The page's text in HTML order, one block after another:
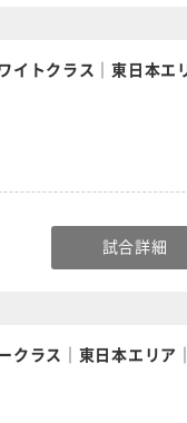
イトクラス｜東日本エ
試合詳細
クラス｜東日本エリア